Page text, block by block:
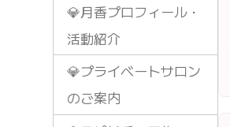
💎月香プロフィール・
活動紹介
💎プライベートサロン
のご案内